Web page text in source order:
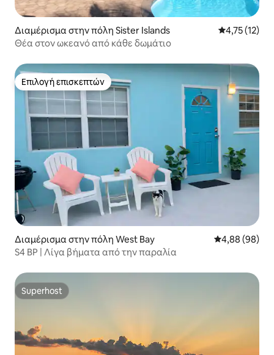
Διαμέρισμα στην πόλη Sister Islands Μέση
4,75 (12)
Θέα στον ωκεανό από κάθε δωμάτιο
Επιλογή επισκεπτών
Επιλογή επισκεπτών
Διαμέρισμα στην πόλη West Bay Μέση
4,88 (98)
S4 BP | Λίγα βήματα από την παραλία
Superhost
Superhost